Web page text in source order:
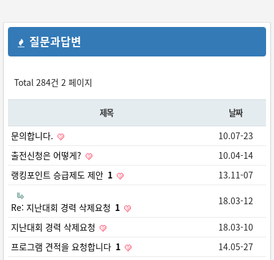
질문과답변
Total 284건 2 페이지
제목 날짜
문의합니다.
10.07-23
출전신청은 어떻게?
10.04-14
랭킹포인트 승급제도 제안 1 13.11-07
Re: 지난대회 경력 삭제요청 1
18.03-12
지난대회 경력 삭제요청
18.03-10
프로그램 견적을 요청합니다 1
14.05-27